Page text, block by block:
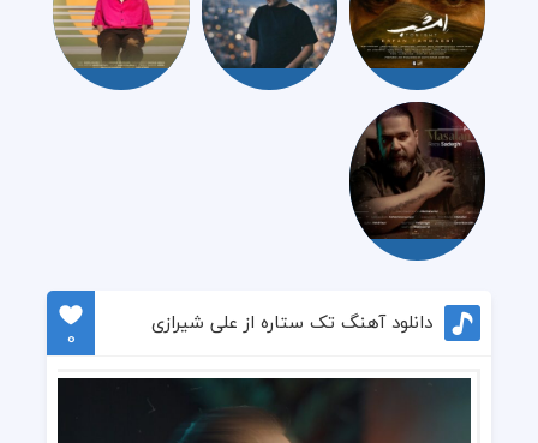
دانلود آهنگ تک ستاره از علی شیرازی
0